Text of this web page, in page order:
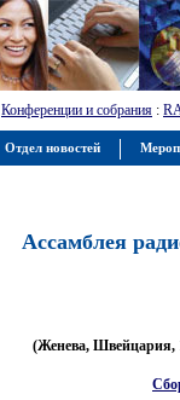
Конференции и собрания :
Ассамблея
(Женева, Швейцария,
Отдел новостей